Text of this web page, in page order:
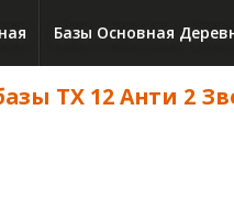
Базы Основная
ТХ 12 Анти 2